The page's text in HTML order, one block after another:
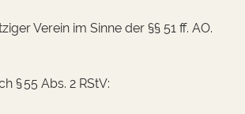
Verein im Sinne der §§ 51 ff. AO.
§ 55 Abs. 2 RStV: